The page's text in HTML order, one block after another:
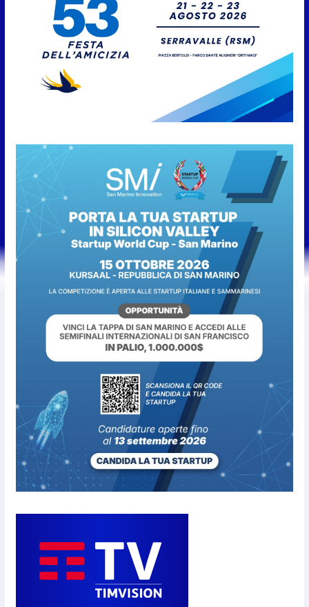
Live” una serata di
divertimento, arte, buona
cucina e solidarietà, a Faetano.
Con la firma e la regia di